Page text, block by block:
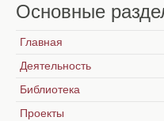
Основные
Главная
Деятельность
Библиотека
Проекты